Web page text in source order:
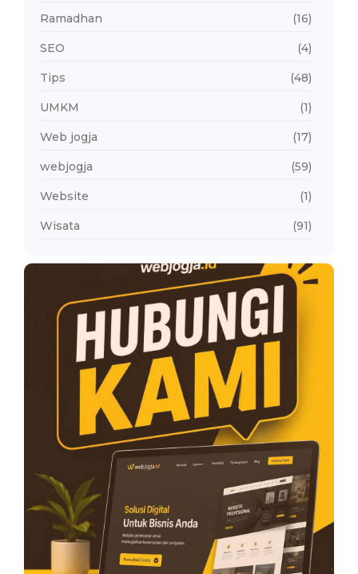
Ramadhan (16)
SEO (4)
Tips (48)
UMKM (1)
Web jogja (17)
webjogja (59)
Website (1)
Wisata (91)